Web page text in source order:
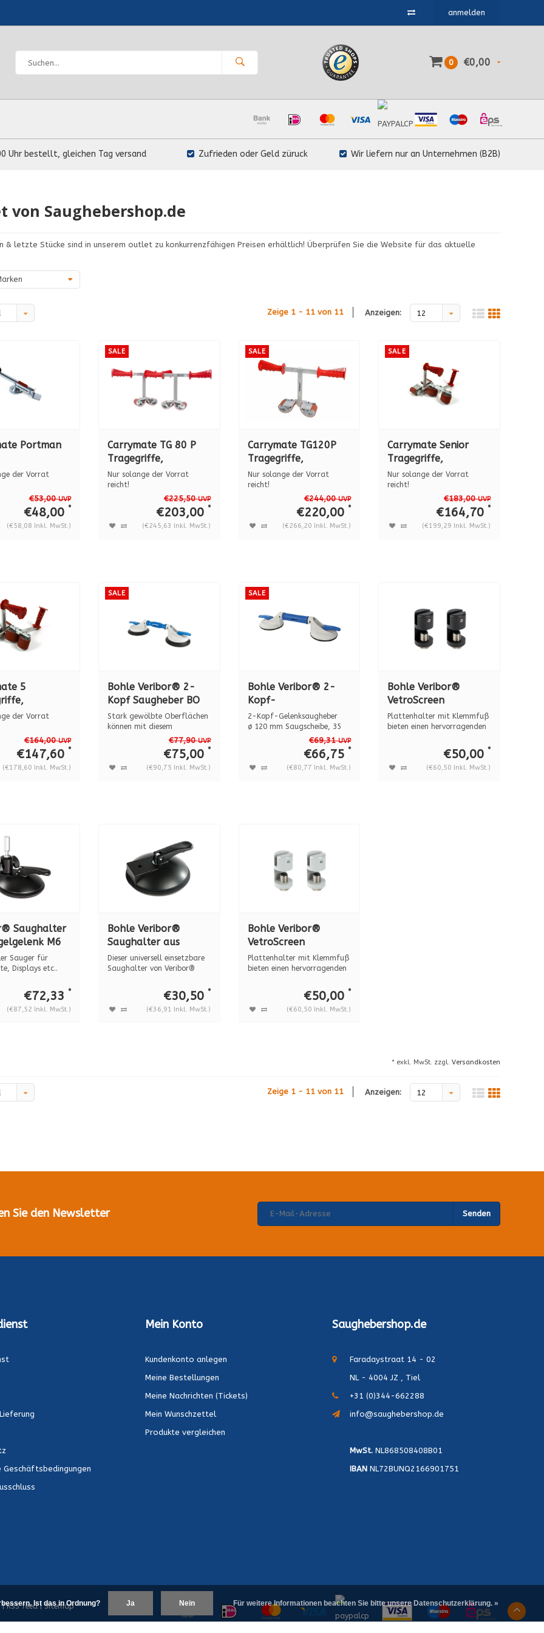
anmelden
0 €0,00
Uhr bestellt, gleichen Tag versand Zufrieden oder Geld züruck Wir liefern nur an Unternehmen (B2B)
von Saughebershop.de
& letzte Stücke sind in unserem outlet zu konkurrenzfähigen Preisen erhältlich! Überprüfen Sie die Website für das aktuelle
Zeige 1 - 11 von 11 Anzeigen: 12
Portman
der Vorrat
Portman
€53,00UVP
€48,00 *
(€58,08 Inkl. MwSt.)
SALE
Carrymate TG 80 P
Tragegriffe,
spannweite 0 - 80
mm
Nur solange der Vorrat
reicht!
€225,50UVP
€203,00 *
(€245,63 Inkl. MwSt.)
SALE
Carrymate TG120P
Tragegriffe,
spannweite 40 - 120
mm
Nur solange der Vorrat
reicht!
€244,00UVP
€220,00 *
(€266,20 Inkl. MwSt.)
SALE
Carrymate Senior
Tragegriffe,
spannweite 40 - 120
mm
Nur solange der Vorrat
reicht!
Carrymate® Plattenträger
€183,00UVP
€164,70 *
(€199,29 Inkl. MwSt.)
5
0 - 80
der Vorrat
Plattenträger
€164,00UVP
€147,60 *
(€178,60 Inkl. MwSt.)
SALE
Bohle Veribor® 2-
Kopf Saugheber BO
602.3G, 45 kg.
Stark gewölbte Oberflächen
können mit diesem
€77,90UVP
€75,00 *
(€90,75 Inkl. MwSt.)
SALE
Bohle Veribor® 2-
Kopf-
Gelenksaugheber BO
602.2G, 35 kg.
2-Kopf-Gelenksaugheber
ø 120 mm Saugscheibe, 35
€69,31UVP
€66,75 *
(€80,77 Inkl. MwSt.)
Bohle Veribor®
VetroScreen
Klemmhalter
Mattschwarz RAL
Plattenhalter mit Klemmfuß
bieten einen hervorragenden
€50,00 *
(€60,50 Inkl. MwSt.)
Saughalter
M6
Sauger für
Displays etc..
€72,33 *
(€87,52 Inkl. MwSt.)
Bohle Veribor®
Saughalter aus
Aluminium M10x1 BO
600.2G1
Dieser universell einsetzbare
Saughalter von Veribor®
€30,50 *
(€36,91 Inkl. MwSt.)
Bohle Veribor®
VetroScreen
Klemmhalter grau
RAL 9006, 2er-Set,
Plattenhalter mit Klemmfuß
bieten einen hervorragenden
€50,00 *
(€60,50 Inkl. MwSt.)
* exkl. MwSt. zzgl. Versandkosten
Zeige 1 - 11 von 11 Anzeigen: 12
Sie den Newsletter Senden
Geschäftsbedingungen
Mein Konto
Kundenkonto anlegen
Meine Bestellungen
Meine Nachrichten (Tickets)
Mein Wunschzettel
Produkte vergleichen
Saughebershop.de
Faradaystraat 14 - 02
NL - 4004 JZ , Tiel
+31 (0)344-662288
info@saughebershop.de
MwSt.NL868508408B01
IBANNL72BUNQ2166901751
|RSS feed|Sitemap
Ist das in Ordnung? Ja Nein Für weitere Informationen beachten Sie bitte unsere Datenschutzerklärung. »